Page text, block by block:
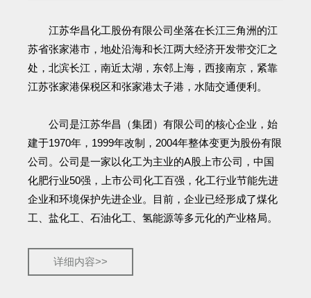
江苏华昌化工股份有限公司坐落在长江三角洲的江
苏省张家港市，地处沿海和长江两大经济开发带交汇之
处，北滨长江，南近太湖，东邻上海，西接南京，紧靠
江苏张家港保税区和张家港太子港，水陆交通便利。
公司是江苏华昌（集团）有限公司的核心企业，始
建于1970年，1999年改制，2004年整体变更为股份有限
公司。公司是一家以化工为主业的A股上市公司，中国
化肥行业50强，上市公司化工百强，化工行业节能先进
企业和环境保护先进企业。目前，企业已经形成了煤化
工、盐化工、石油化工、氢能源等多元化的产业格局。
详细内容>>